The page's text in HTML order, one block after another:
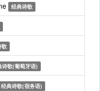
经典诗歌
歌
诗歌(葡萄牙语)
经典诗歌(宿务语)